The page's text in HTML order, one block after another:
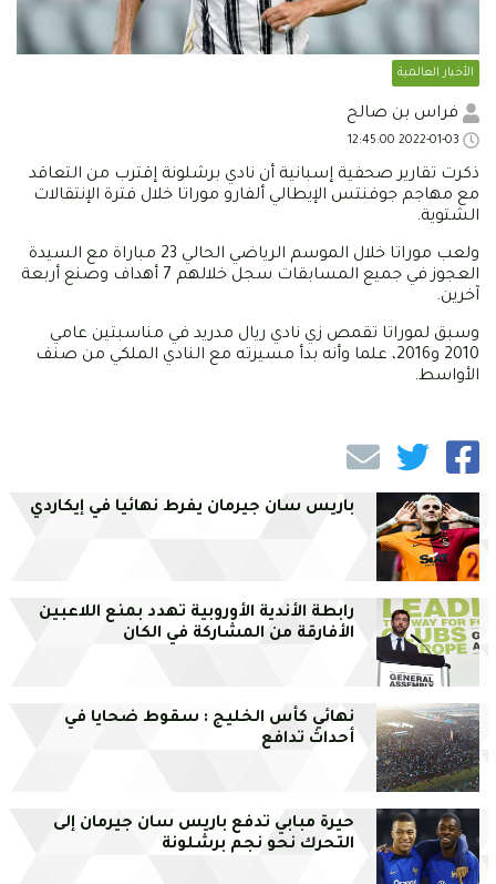
الأخبار العالمية
فراس بن صالح
ذكرت تقارير صحفية إسبانية أن نادي برشلونة إقترب من التعاقد
مع مهاجم جوفنتس الإيطالي ألفارو موراتا خلال فترة الإنتقالات
الشتوية.
ولعب موراتا خلال الموسم الرياضي الحالي 23 مباراة مع السيدة
العجوز في جميع المسابقات سجل خلالهم 7 أهداف وصنع أربعة
آخرين.
وسبق لموراتا تقمص زي نادي ريال مدريد في مناسبتين عامي
2010 و2016، علما وأنه بدأ مسيرته مع النادي الملكي من صنف
الأواسط.
باريس سان جيرمان يفرط نهائيا في إيكاردي
رابطة الأندية الأوروبية تهدد بمنع اللاعبين
الأفارقة من المشاركة في الكان
نهائي كأس الخليج : سقوط ضحايا في
أحداث تدافع
حيرة مبابي تدفع باريس سان جيرمان إلى
التحرك نحو نجم برشلونة